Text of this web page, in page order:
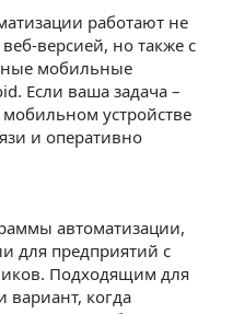
работают не
версией, но также с
мобильные
Если ваша задача –
мобильном устройстве
и оперативно
автоматизации,
для предприятий с
Подходящим для
вариант, когда